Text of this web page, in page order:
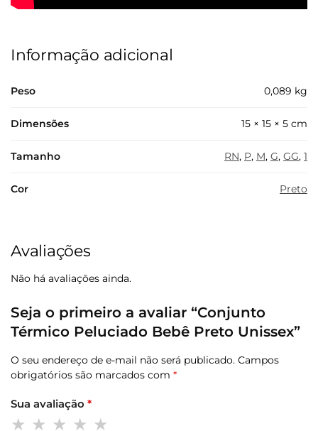
Informação adicional
Peso 0,089 kg
Dimensões 15 × 15 × 5 cm
Tamanho RN, P, M, G, GG, 1
Cor Preto
Avaliações
Não há avaliações ainda.
Seja o primeiro a avaliar “Conjunto
Térmico Peluciado Bebê Preto Unissex”
O seu endereço de e-mail não será publicado. Campos
obrigatórios são marcados com *
Sua avaliação *